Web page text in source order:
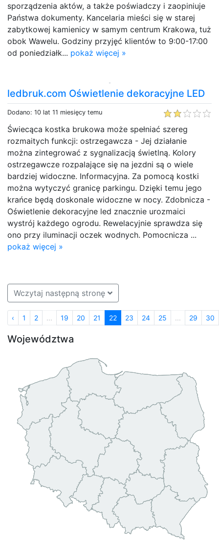
sporządzenia aktów, a także poświadczy i zaopiniuje
Państwa dokumenty. Kancelaria mieści się w starej
zabytkowej kamienicy w samym centrum Krakowa, tuż
obok Wawelu. Godziny przyjęć klientów to 9:00-17:00
od poniedziałk... pokaż więcej »
ledbruk.com Oświetlenie dekoracyjne LED
Dodano: 10 lat 11 miesięcy temu
Świecąca kostka brukowa może spełniać szereg
rozmaitych funkcji: ostrzegawcza - Jej działanie
można zintegrować z sygnalizacją świetlną. Kolory
ostrzegawcze rozpalające się na jezdni są o wiele
bardziej widoczne. Informacyjna. Za pomocą kostki
można wytyczyć granicę parkingu. Dzięki temu jego
krańce będą doskonale widoczne w nocy. Zdobnicza -
Oświetlenie dekoracyjne led znacznie urozmaici
wystrój każdego ogrodu. Rewelacyjnie sprawdza się
ono przy iluminacji oczek wodnych. Pomocnicza ...
pokaż więcej »
Wczytaj następną stronę
‹ 1 2 ... 19 20 21 22 23 24 25 ... 29 30
Województwa